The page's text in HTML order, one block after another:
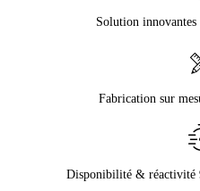
Solution
Fabrication sur
Disponibilité & réactivité